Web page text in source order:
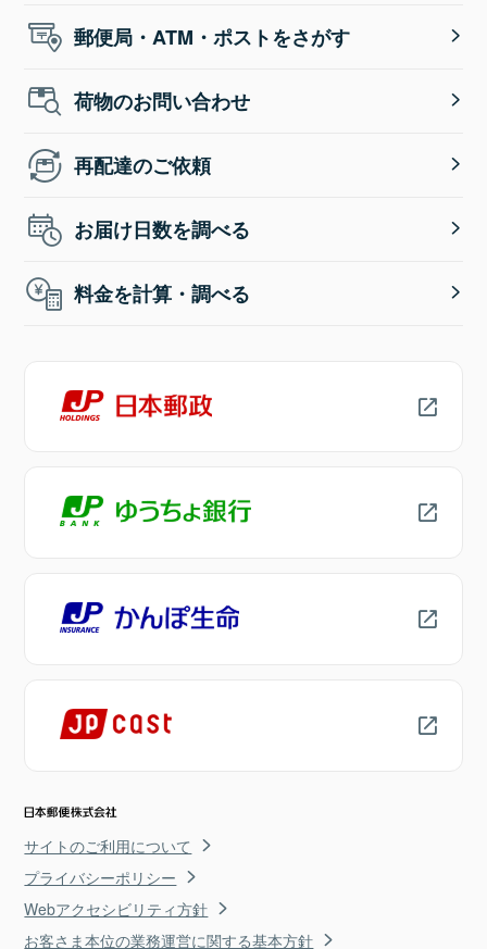
郵便局・ATM・ポストをさがす
荷物のお問い合わせ
再配達のご依頼
お届け日数を調べる
料金を計算・調べる
サイトのご利用について
プライバシーポリシー
Webアクセシビリティ方針
お客さま本位の業務運営に関する基本方針